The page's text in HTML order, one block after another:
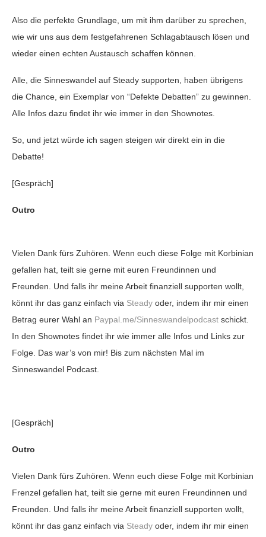
Also die perfekte Grundlage, um mit ihm darüber zu sprechen,
wie wir uns aus dem festgefahrenen Schlagabtausch lösen und
wieder einen echten Austausch schaffen können.
Alle, die Sinneswandel auf Steady supporten, haben übrigens
die Chance, ein Exemplar von “Defekte Debatten” zu gewinnen.
Alle Infos dazu findet ihr wie immer in den Shownotes.
So, und jetzt würde ich sagen steigen wir direkt ein in die
Debatte!
[Gespräch]
Outro
Vielen Dank fürs Zuhören. Wenn euch diese Folge mit Korbinian
gefallen hat, teilt sie gerne mit euren Freundinnen und
Freunden. Und falls ihr meine Arbeit finanziell supporten wollt,
könnt ihr das ganz einfach via Steady oder, indem ihr mir einen
Betrag eurer Wahl an Paypal.me/Sinneswandelpodcast schickt.
In den Shownotes findet ihr wie immer alle Infos und Links zur
Folge. Das war’s von mir! Bis zum nächsten Mal im
Sinneswandel Podcast.
[Gespräch]
Outro
Vielen Dank fürs Zuhören. Wenn euch diese Folge mit Korbinian
Frenzel gefallen hat, teilt sie gerne mit euren Freundinnen und
Freunden. Und falls ihr meine Arbeit finanziell supporten wollt,
könnt ihr das ganz einfach via Steady oder, indem ihr mir einen